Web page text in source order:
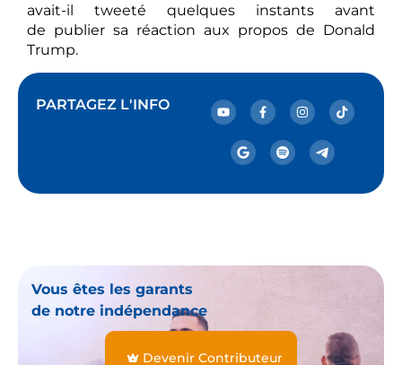
avait-il tweeté quelques instants avant
de publier sa réaction aux propos de Donald
Trump.
PARTAGEZ L'INFO
Vous êtes les garants
de notre indépendance
Devenir Contributeur